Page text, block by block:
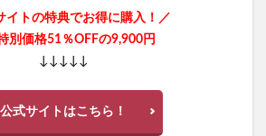
イトの特典でお得に購入！／
別価格51％OFFの9,900円
↓↓↓↓↓
公式サイトはこちら！